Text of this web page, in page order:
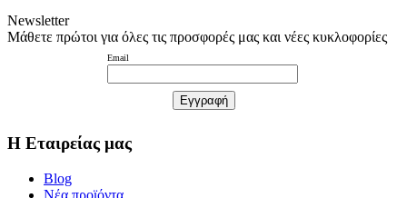
Newsletter
Μάθετε πρώτοι για όλες τις προσφορές μας και νέες κυκλοφορίες
Email
Η Εταιρείας μας
Blog
Νέα προϊόντα